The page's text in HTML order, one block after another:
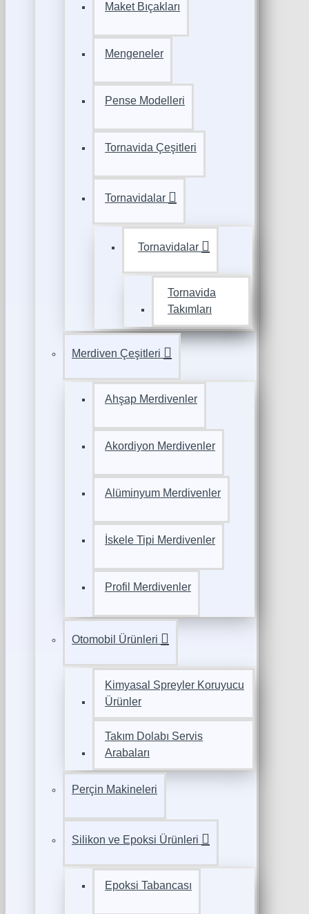
Maket Bıçakları
Mengeneler
Pense Modelleri
Tornavida Çeşitleri
Tornavidalar
Tornavidalar
Tornavida
Takımları
Merdiven Çeşitleri
Ahşap Merdivenler
Akordiyon Merdivenler
Alüminyum Merdivenler
İskele Tipi Merdivenler
Profil Merdivenler
Otomobil Ürünleri
Kimyasal Spreyler Koruyucu
Ürünler
Takım Dolabı Servis
Arabaları
Perçin Makineleri
Silikon ve Epoksi Ürünleri
Epoksi Tabancası